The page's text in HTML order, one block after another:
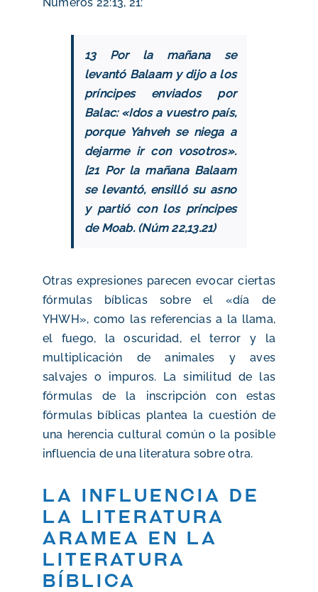
13 Por la mañana se
levantó Balaam y dijo a los
príncipes enviados por
Balac: «Idos a vuestro país,
porque Yahveh se niega a
dejarme ir con vosotros».
[21 Por la mañana Balaam
se levantó, ensilló su asno
y partió con los príncipes
de Moab. (Núm 22,13.21)
Otras expresiones parecen evocar ciertas
fórmulas bíblicas sobre el «día de
YHWH», como las referencias a la llama,
el fuego, la oscuridad, el terror y la
multiplicación de animales y aves
salvajes o impuros. La similitud de las
fórmulas de la inscripción con estas
fórmulas bíblicas plantea la cuestión de
una herencia cultural común o la posible
influencia de una literatura sobre otra.
La influencia de
la literatura
aramea en la
literatura
bíblica